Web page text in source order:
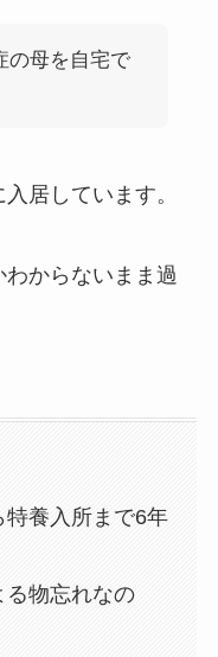
の母を自宅で
居しています。
からないまま過
養入所まで6年
る物忘れなの